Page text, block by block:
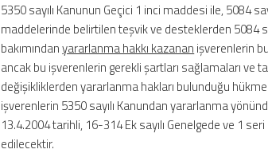
5350 sayılı Kanunun Geçici 1 inci maddesi ile, 5084
maddelerinde belirtilen teşvik ve desteklerden 5084
bakımındanyararlanma hakkı kazanan işverenlerin
ancak bu işverenlerin gerekli şartları sağlamaları ve
değişikliklerden yararlanma hakları bulunduğu
işverenlerin 5350 sayılı Kanundan yararlanma
13.4.2004 tarihli, 16-314 Ek sayılı Genelgede ve 1
edilecektir.